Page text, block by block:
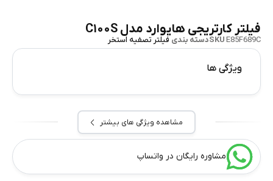
فیلتر کارتریجی هایوارد مدل C۱۰۰S
SKUE85F689C دسته بندی فیلتر تصفیه استخر
ویژگی ها
مشاهده ویژگی های بیشتر
مشاوره رایگان در واتساپ